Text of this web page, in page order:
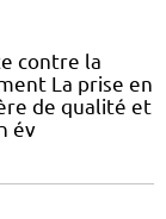
contre la
La prise en
de qualité et
év